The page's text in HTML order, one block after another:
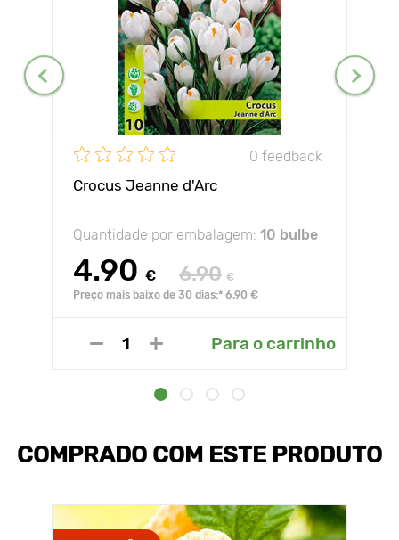
0 feedback
Crocus Jeanne d'Arc
Quantidade por embalagem: 10 bulbe
4.90 € 6.90 €
Preço mais baixo de 30 dias:* 6.90 €
Para o carrinho
COMPRADO COM ESTE PRODUTO